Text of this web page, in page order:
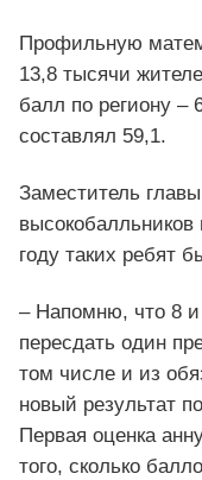
Профильную
13,8 тысячи
балл по региону –
составлял 59,1.
Заместитель
году таких ребят
– Напомню, что 8
пересдать один
том числе и из
новый результат
Первая оценка
того, сколько